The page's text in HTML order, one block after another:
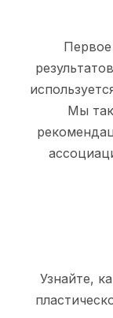
Мы
Узнайте,